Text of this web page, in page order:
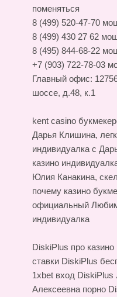
поменяться
8 (499) 520-47-70
8 (499) 430 27 62
8 (495) 844-68-22
+7 (903) 722-78-03
Главный офис:
шоссе, д.48, к.1
kent casino
Дарья Клишина,
индивидуалка с
казино
Юлия Канакина,
почему казино
официальный
индивидуалка
DiskiPlus про
ставки DiskiPlus
1xbet вход
Алексеевна порно